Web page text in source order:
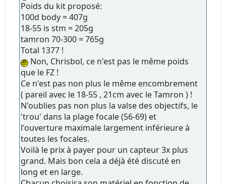
Poids du kit proposé:
100d body = 407g
18-55 is stm = 205g
tamron 70-300 = 765g
Total 1377 !
Non, Chrisbol, ce n'est pas le même poids
que le FZ !
Ce n'est pas non plus le même encombrement
( pareil avec le 18-55 , 21cm avec le Tamron ) !
N'oublies pas non plus la valse des objectifs, le
'trou' dans la plage focale (56-69) et
l'ouverture maximale largement inférieure à
toutes les focales.
Voilà le prix à payer pour un capteur 3x plus
grand. Mais bon cela a déjà été discuté en
long et en large.